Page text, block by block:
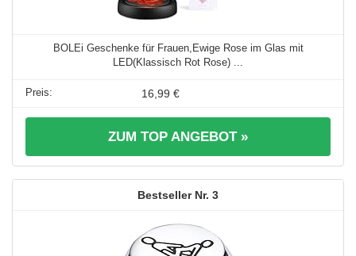
BOLEi Geschenke für Frauen,Ewige Rose im Glas mit
LED(Klassisch Rot Rose) ...
16,99 €
ZUM TOP ANGEBOT »
3